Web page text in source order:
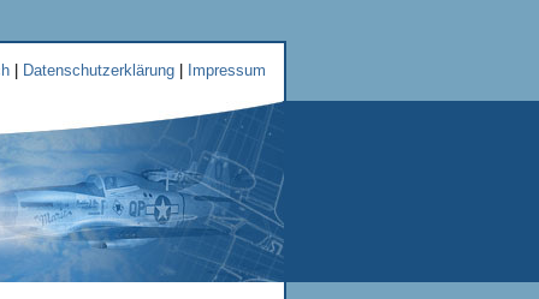
Datenschutzerklärung Impressum